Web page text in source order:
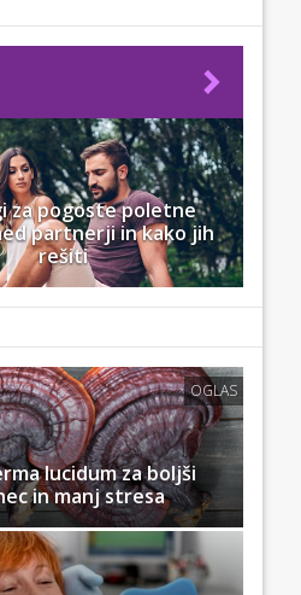
za pogoste poletne
partnerji in kako jih
rešiti
OGLAS
lucidum za boljši
in manj stresa